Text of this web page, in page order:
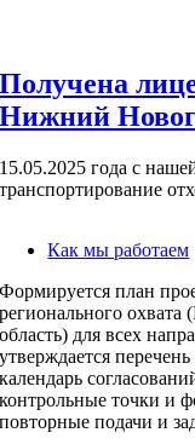
Получена
Нижний
15.05.2025 года с
транспортирование
Как мы работаем
Формируется план
регионального
область) для всех
утверждается
календарь
контрольные точки и
повторные подачи и